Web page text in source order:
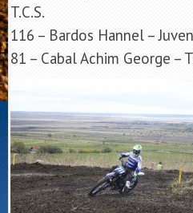
T.C.S.
116 – Bardos Hannel –
81 – Cabal Achim George –